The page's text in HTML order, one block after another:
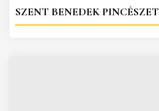
SZENT BENEDEK PINCÉSZET